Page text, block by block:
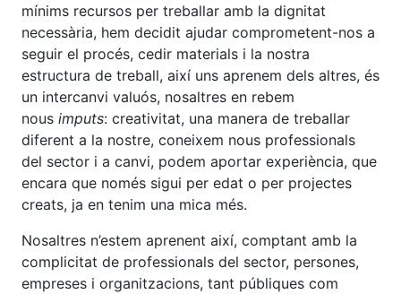
mínims recursos per treballar amb la dignitat
necessària, hem decidit ajudar comprometent-nos a
seguir el procés, cedir materials i la nostra
estructura de treball, així uns aprenem dels altres, és
un intercanvi valuós, nosaltres en rebem
nous imputs: creativitat, una manera de treballar
diferent a la nostre, coneixem nous professionals
del sector i a canvi, podem aportar experiència, que
encara que només sigui per edat o per projectes
creats, ja en tenim una mica més.
Nosaltres n’estem aprenent així, comptant amb la
complicitat de professionals del sector, persones,
empreses i organitzacions, tant públiques com